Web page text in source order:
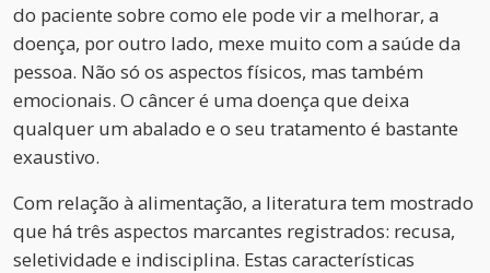
do paciente sobre como ele pode vir a melhorar, a
doença, por outro lado, mexe muito com a saúde da
pessoa. Não só os aspectos físicos, mas também
emocionais. O câncer é uma doença que deixa
qualquer um abalado e o seu tratamento é bastante
exaustivo.
Com relação à alimentação, a literatura tem mostrado
que há três aspectos marcantes registrados: recusa,
seletividade e indisciplina. Estas características